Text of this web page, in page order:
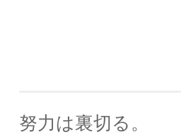
努力は裏切る。